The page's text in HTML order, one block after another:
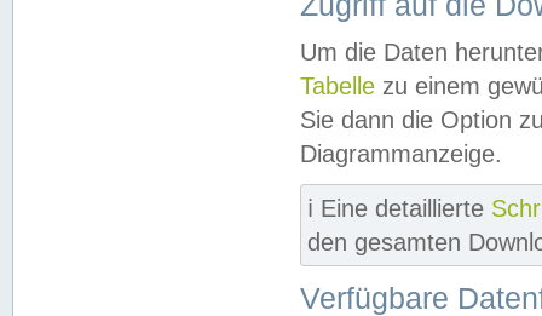
Um die Daten
Tabelle zu einem
Sie dann die Option
Diagrammanzeige.
ℹ️ Eine detaillierte
den gesamten
Verfügbare